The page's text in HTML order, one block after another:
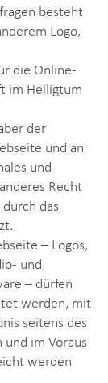
besteht
Logo,
die Online-
im Heiligtum
der
und an
und
Recht
das
– Logos,
und
– dürfen
werden, mit
seitens des
im Voraus
werden